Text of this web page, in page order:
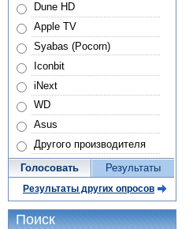
Dune HD
Apple TV
Syabas (Pocorn)
Iconbit
iNext
WD
Asus
Другого производителя
Голосовать Результаты
Результаты других опросов
Поиск